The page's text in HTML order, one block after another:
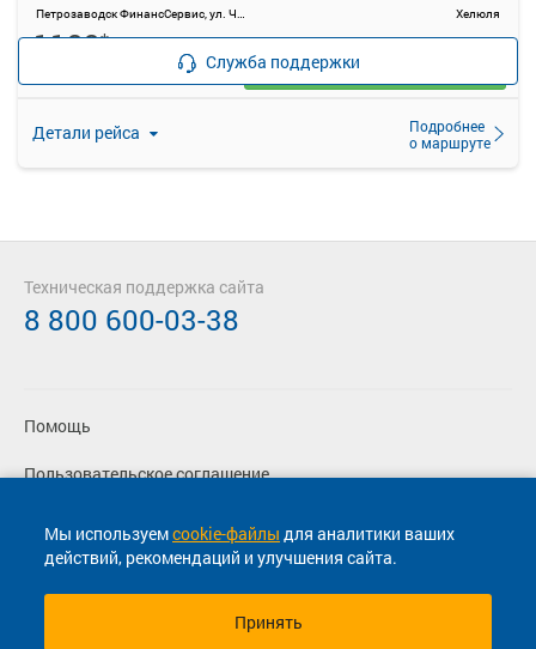
Петрозаводск ФинансСервис, ул. Чапаева, 3 Хелюля
Детали рейса
Подробнее
о маршруте
1133*
Выбрать
Служба поддержки
Мы используемcookie-файлы для аналитики ваших
действий, рекомендаций и улучшения сайта.
Принять
Помощь
Пользовательское соглашение
Политика конфиденциальности
Согласие на маркетинговые сообщения
Техническая поддержка сайта
8 800 600-03-38
© 2013-2026, ООО "Капитал"- Онлайн сервис продажи